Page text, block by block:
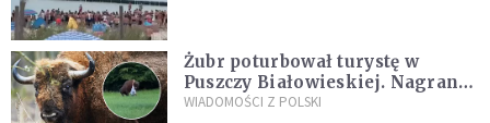
Żubr poturbował turystę w
Puszczy Białowieskiej. Nagranie
daje do myślenia
WIADOMOŚCI Z POLSKI